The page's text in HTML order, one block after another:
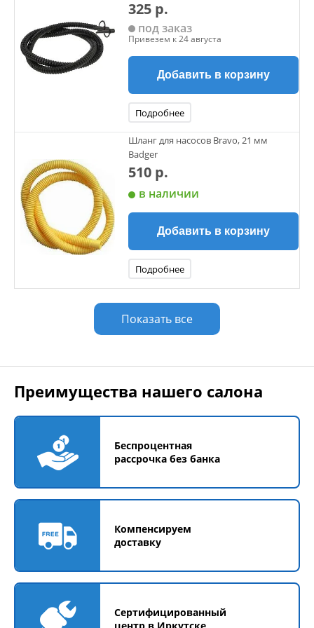
325 р.
под заказ
Привезем к 24 августа
Добавить в корзину
Подробнее
Шланг для насосов Bravo, 21 мм
Badger
510 р.
в наличии
Добавить в корзину
Подробнее
Показать все
Преимущества нашего салона
Беспроцентная
рассрочка без банка
Компенсируем
доставку
Сертифицированный